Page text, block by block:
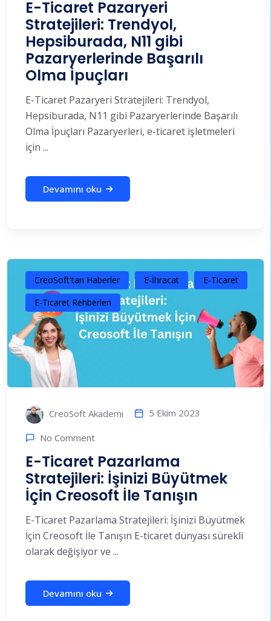
E-Ticaret Pazaryeri
Stratejileri: Trendyol,
Hepsiburada, N11 gibi
Pazaryerlerinde Başarılı
Olma İpuçları
E-Ticaret Pazaryeri Stratejileri: Trendyol,
Hepsiburada, N11 gibi Pazaryerlerinde Başarılı
Olma İpuçları Pazaryerleri, e-ticaret işletmeleri
için ...
Devamını oku
CreoSoft'tan Haberler E-İhracat
E-Ticaret
E-Ticaret Rehberleri
CreoSoft Akademi 5 Ekim 2023
No Comment
E-Ticaret Pazarlama
Stratejileri: İşinizi Büyütmek
İçin Creosoft İle Tanışın
E-Ticaret Pazarlama Stratejileri: İşinizi Büyütmek
İçin Creosoft İle Tanışın E-ticaret dünyası sürekli
olarak değişiyor ve ...
Devamını oku